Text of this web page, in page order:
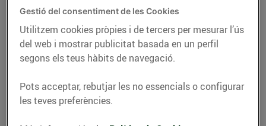
Gestió del consentiment de les Cookies
Utilitzem cookies pròpies i de tercers per mesurar l’ús
del web i mostrar publicitat basada en un perfil
segons els teus hàbits de navegació.
Pots acceptar, rebutjar les no essencials o configurar
les teves preferències.